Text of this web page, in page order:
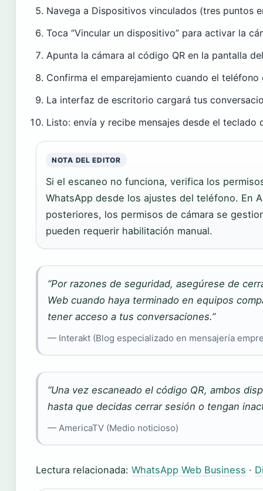
Navega a Dispositivos vinculados (tres puntos
Toca “Vincular un dispositivo” para activar la
Apunta la cámara al código QR en la pantalla
Confirma el emparejamiento cuando el
La interfaz de escritorio cargará tus
Listo: envía y recibe mensajes desde el teclado
NOTA DEL EDITOR
Si el escaneo no funciona, verifica los
WhatsApp desde los ajustes del teléfono. En
posteriores, los permisos de cámara se
pueden requerir habilitación manual.
“Por razones de seguridad, asegúrese de
Web cuando haya terminado en equipos
tener acceso a tus conversaciones.”
— Interakt (Blog especializado en mensajería
“Una vez escaneado el código QR, ambos
hasta que decidas cerrar sesión o tengan
— AmericaTV (Medio noticioso)
Lectura relacionada: WhatsApp Web Business ·